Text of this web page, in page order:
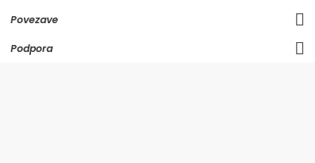
Povezave
Podpora